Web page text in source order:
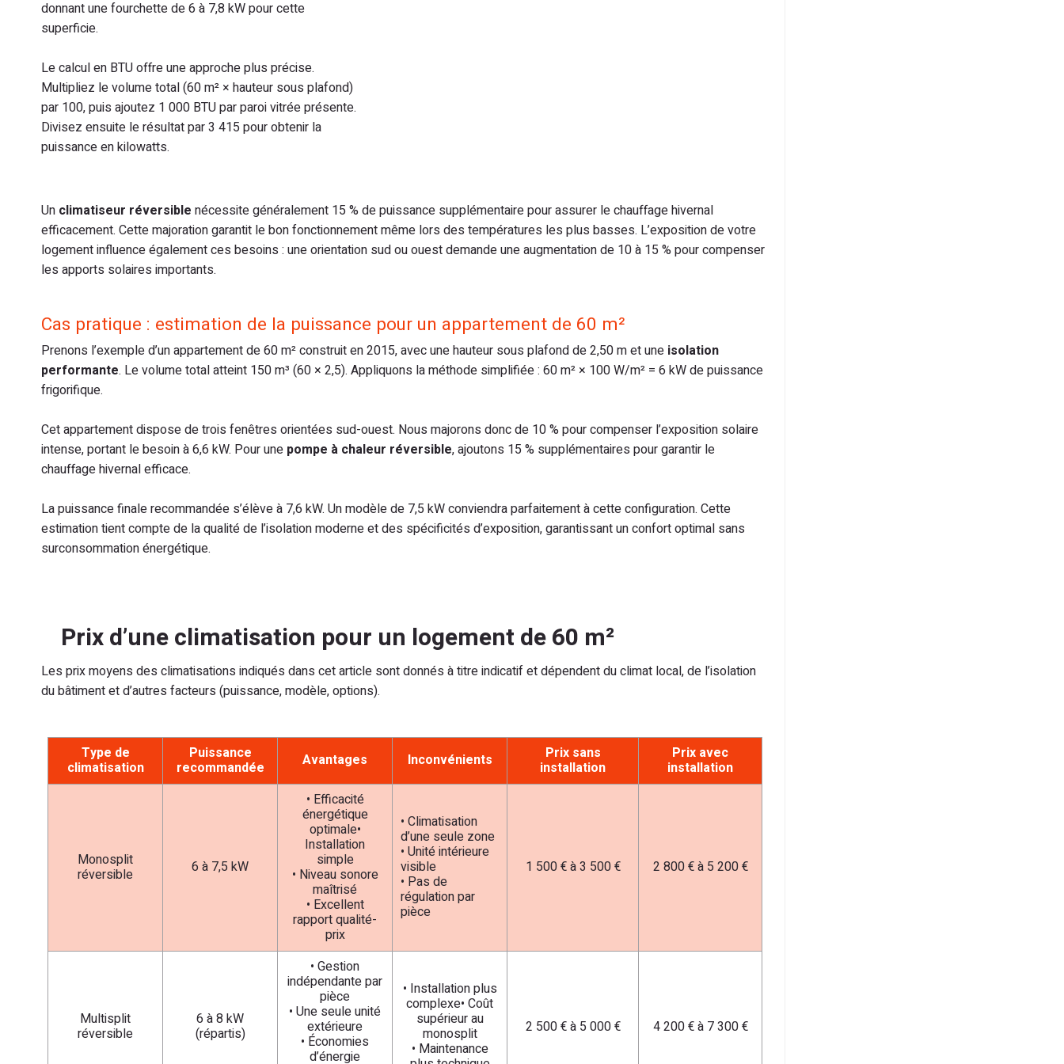
donnant une fourchette de 6 à 7,8 kW pour cette
superficie.
Le calcul en BTU offre une approche plus précise.
Multipliez le volume total (60 m² × hauteur sous plafond)
par 100, puis ajoutez 1 000 BTU par paroi vitrée présente.
Divisez ensuite le résultat par 3 415 pour obtenir la
puissance en kilowatts.
Un climatiseur réversible nécessite généralement 15 % de puissance supplémentaire pour assurer le chauffage hivernal
efficacement. Cette majoration garantit le bon fonctionnement même lors des températures les plus basses. L’exposition de votre
logement influence également ces besoins : une orientation sud ou ouest demande une augmentation de 10 à 15 % pour compenser
les apports solaires importants.
Cas pratique : estimation de la puissance pour un appartement de 60 m²
Prenons l’exemple d’un appartement de 60 m² construit en 2015, avec une hauteur sous plafond de 2,50 m et une isolation
performante. Le volume total atteint 150 m³ (60 × 2,5). Appliquons la méthode simplifiée : 60 m² × 100 W/m² = 6 kW de puissance
frigorifique.
Cet appartement dispose de trois fenêtres orientées sud-ouest. Nous majorons donc de 10 % pour compenser l’exposition solaire
intense, portant le besoin à 6,6 kW. Pour une pompe à chaleur réversible, ajoutons 15 % supplémentaires pour garantir le
chauffage hivernal efficace.
La puissance finale recommandée s’élève à 7,6 kW. Un modèle de 7,5 kW conviendra parfaitement à cette configuration. Cette
estimation tient compte de la qualité de l’isolation moderne et des spécificités d’exposition, garantissant un confort optimal sans
surconsommation énergétique.
Prix d’une climatisation pour un logement de 60 m²
Les prix moyens des climatisations indiqués dans cet article sont donnés à titre indicatif et dépendent du climat local, de l’isolation
du bâtiment et d’autres facteurs (puissance, modèle, options).
Type de
climatisation
Puissance
recommandée Avantages Inconvénients Prix sans
installation
Prix avec
installation
Monosplit
réversible 6 à 7,5 kW
• Efficacité
énergétique
optimale•
Installation
simple
• Niveau sonore
maîtrisé
• Excellent
rapport qualité-
prix
• Climatisation
d’une seule zone
• Unité intérieure
visible
• Pas de
régulation par
pièce
1 500 € à 3 500 € 2 800 € à 5 200 €
Multisplit
réversible
6 à 8 kW
(répartis)
• Gestion
indépendante par
pièce
• Une seule unité
extérieure
• Économies
d’énergie
• Installation plus
complexe• Coût
supérieur au
monosplit
• Maintenance
2 500 € à 5 000 € 4 200 € à 7 300 €